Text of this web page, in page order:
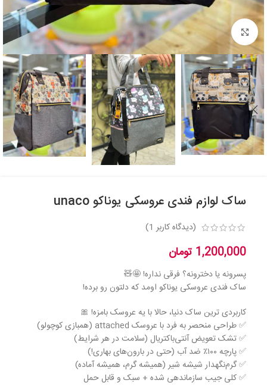
بزرگنمایی تصویر
ساک لوازم فندی عروسکی یوناکو unaco
(دیدگاه کاربر 1
)
1,200,000 تومان
پسرونه یا دخترونه؟ فرقی نداره! 🤩🧸
ساک فندی عروسکی یوناکو اومد که دلتون رو برده!
کاربردی ترین ساک دنیا، حالا با یه عروسک بامزه! 🎀
✅ طراحی منحصر به فرد با عروسک attached (همبازی کوچولو)
✅ تشک تعویض آنتی‌باکتریال (سلامت در هر شرایط)
✅ پارچه ۱۰۰٪ ضد آب (حتی در بارون‌های بهاری!)
✅ گرم‌نگهدار شیشه شیر (همیشه گرم، همیشه آماده)
✅ کلی جیب سازماندهی شده + سبک و قابل حمل